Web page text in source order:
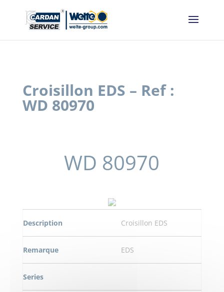
Croisillon EDS – Ref :
WD 80970
WD 80970
Description Croisillon EDS
Remarque EDS
Series